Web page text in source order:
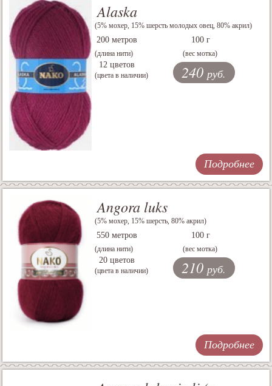
Alaska
(5% мохер, 15% шерсть молодых овец, 80% акрил)
200 метров
(длина нити)
100 г
(вес мотка)
12 цветов
(цвета в наличии) 240 руб.
Подробнее
Angora luks
(5% мохер, 15% шерсть, 80% акрил)
550 метров
(длина нити)
100 г
(вес мотка)
20 цветов
(цвета в наличии) 210руб.
Подробнее